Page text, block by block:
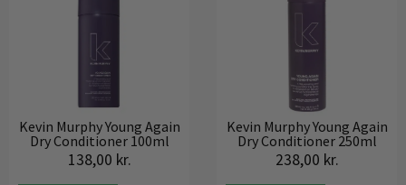
Kevin Murphy Young Again
Dry Conditioner 100ml
138,00 kr.
Kevin Murphy Young Again
Dry Conditioner 250ml
238,00 kr.